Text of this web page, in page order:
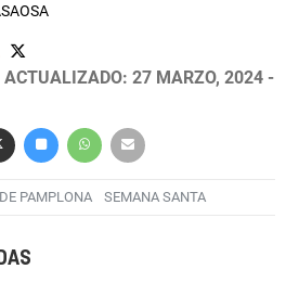
| ACTUALIZADO: 27 MARZO, 2024 -
PAMPLONA SEMANA SANTA